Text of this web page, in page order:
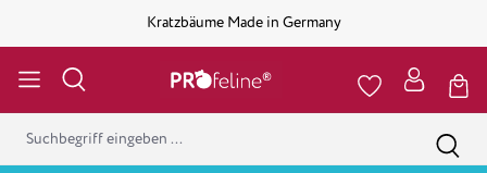
Kratzbäume Made in Germany